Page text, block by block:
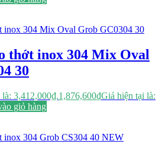
thớt inox 304 Mix Oval
30
3,412,000₫.1,876,600₫Giá hiện tại là:
giỏ hàng